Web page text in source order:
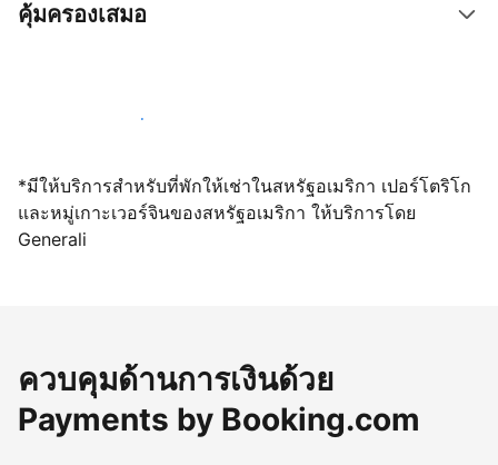
คุ้มครองเสมอ
เปิดให้จองผ่านเราตั้งแต่วันนี้
*มีให้บริการสำหรับที่พักให้เช่าในสหรัฐอเมริกา เปอร์โตริโก
และหมู่เกาะเวอร์จินของสหรัฐอเมริกา ให้บริการโดย
Generali
ควบคุมด้านการเงินด้วย
Payments by Booking.com